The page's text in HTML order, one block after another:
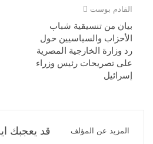
القادم بوست
بيان من تنسيقية شباب
الأحزاب والسياسيين حول
رد وزارة الخارجية المصرية
على تصريحات رئيس وزراء
إسرائيل
قد يعجبك المزيد عن المؤلف